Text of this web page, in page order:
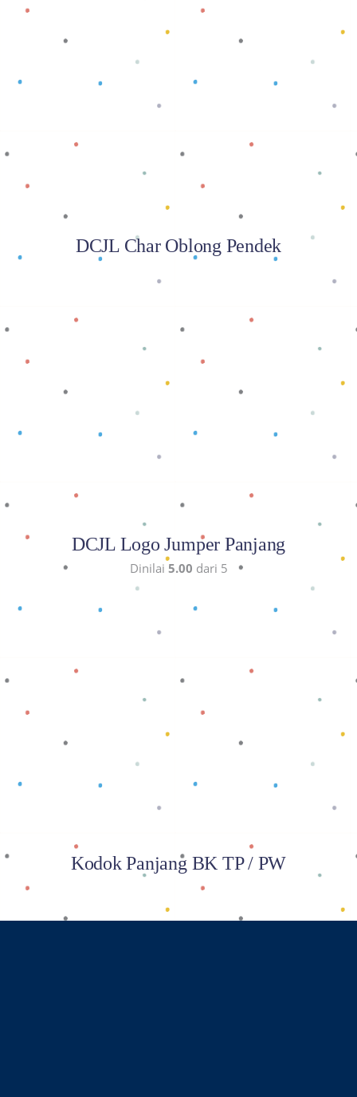
DCJL Char Oblong Pendek
Baca selengkapnya
DCJL Logo Jumper Panjang
Dinilai 5.00 dari 5
Baca selengkapnya
Kodok Panjang BK TP / PW